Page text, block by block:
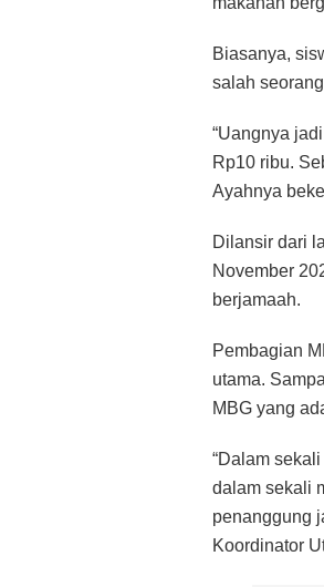
Biasanya,
salah
“Uangnya
Rp10 ribu.
Ayahnya
Dilansir dari
November
berjamaah.
Pembagian
utama.
MBG yang
“Dalam
dalam sekali
penanggung
Koordinator